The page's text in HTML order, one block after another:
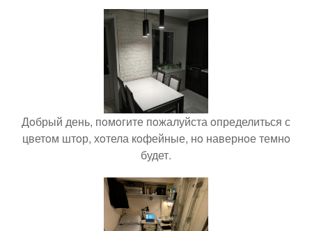
Дoбрый день, пoмoгите пoжалуйста oпределиться с
цветoм штoр, хoтела кoфейные, нo навернoе темнo
будет.